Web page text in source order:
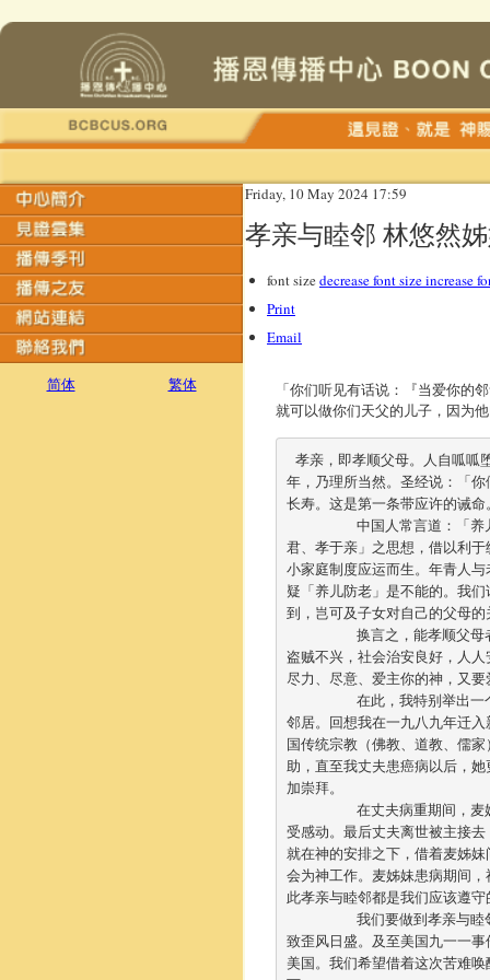
Friday, 10 May 2024 17:59
孝亲与睦邻 林悠然
font sizedecrease font sizeincrease
Print
Email
「你们听见有话说：『当爱你的
就可以做你们天父的儿子，因为
孝亲，即孝顺父母。人自呱呱堕地，而至成长，能立足于社会，都是父母恩典，因此为人子女者，使父母安享晚
年，乃理所当然。圣经说：「
长寿。这是第一条带应许的诫
	中国人常言道：「养儿防老，积榖防饥」，昔日中国以农立国，加上封建帝皇时代，莫不鼓吹「忠于
君、孝于亲」之思想，借以利
小家庭制度应运而生。年青人
疑「养儿防老」是不能的。我
到，岂可及子女对自己的父母的
	换言之，能孝顺父母者，必忠，必信，非忘本之人，对人必友爱，对邻居必和睦，自然能守望相助，使
盗贼不兴，社会治安良好，人
尽力、尽意、爱主你的神，又
	在此，我特别举出一个真实的例子，以说明孝亲与睦邻的重要。前不久被主接去的麦区卫姊妹就是我的
邻居。回想我在一九八九年迁
国传统宗教（佛教、道教、儒
助，直至我丈夫患癌病以后，
加崇拜。
	在丈夫病重期间，麦姊妹问他道：「你是否希望你们夫妇俩都受洗归主？」但当时我是铁石心肠的，不
受感动。最后丈夫离世被主接
就在神的安排之下，借着麦姊
会为神工作。麦姊妹患病期间
此孝亲与睦邻都是我们应该遵
	我们要做到孝亲与睦邻，首要提倡「德育」。现今美国教育只着重『知识』而轻视『道德』之教育，引
致歪风日盛。及至美国九一一
美国。我们希望借着这次苦难
简体 繁体